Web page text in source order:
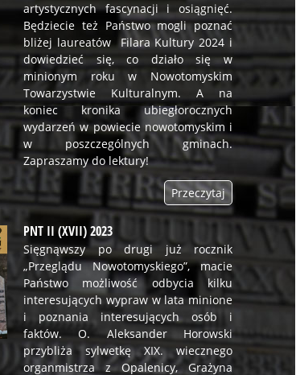
artystycznych fascynacji i osiągnięć.
Będziecie też Państwo mogli poznać
bliżej laureatów Filara Kultury 2024 i
dowiedzieć się, co działo się w
minionym roku w Nowotomyskim
Towarzystwie Kulturalnym. A na
koniec kronika ubiegłorocznych
wydarzeń w powiecie nowotomyskim i
w poszczególnych gminach.
Zapraszamy do lektury!
Przeczytaj
PNT II (XVII) 2023
Sięgnąwszy po drugi już rocznik
„Przeglądu Nowotomyskiego”, macie
Państwo możliwość odbycia kilku
interesujących wypraw w lata minione
i poznania interesujących osób i
faktów. O. Aleksander Horowski
przybliża sylwetkę XIX. wiecznego
organmistrza z Opalenicy, Grażyna